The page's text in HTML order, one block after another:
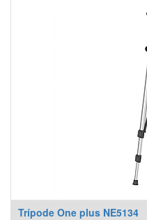
Trípode One plus NE5134